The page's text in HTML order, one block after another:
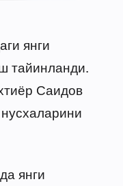
янги
тайинланди.
Саидов
янги